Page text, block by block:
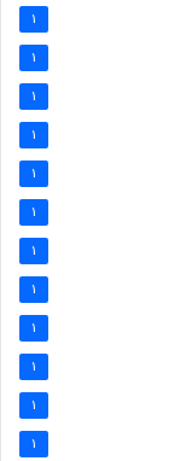
1
1
1
1
1
1
1
1
1
1
1
1